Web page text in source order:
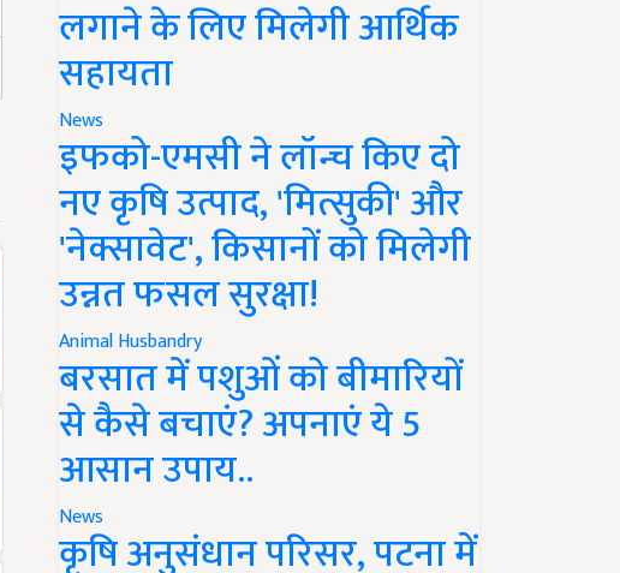
लगाने के लिए मिलेगी आर्थिक
सहायता
News
इफको-एमसी ने लॉन्च किए दो
नए कृषि उत्पाद, 'मित्सुकी' और
'नेक्सावेट', किसानों को मिलेगी
उन्नत फसल सुरक्षा!
Animal Husbandry
बरसात में पशुओं को बीमारियों
से कैसे बचाएं? अपनाएं ये 5
आसान उपाय..
News
कृषि अनुसंधान परिसर, पटना में